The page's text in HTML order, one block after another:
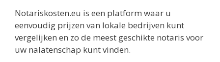
Notariskosten.eu is een platform waar u
eenvoudig prijzen van lokale bedrijven kunt
vergelijken en zo de meest geschikte notaris voor
uw nalatenschap kunt vinden.